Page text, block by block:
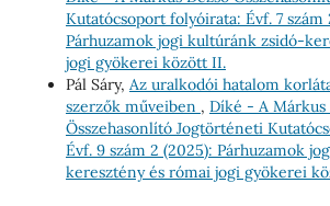
Kutatócsoport folyóirata: Évf. 7 szám
Párhuzamok jogi kultúránk zsidó-
jogi gyökerei között II.
Pál Sáry, Az uralkodói hatalom
szerzők műveiben , Díké - A Márkus
Összehasonlító Jogtörténeti
Évf. 9 szám 2 (2025): Párhuzamok
keresztény és római jogi gyökerei